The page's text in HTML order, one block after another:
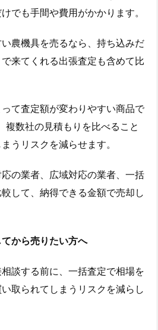
でも手間や費用がかかります。
農機具を売るなら、持ち込みだ
来てくれる出張査定も含めて比
て査定額が変わりやすい商品で
複数社の見積もりを比べること
うリスクを減らせます。
の業者、広域対応の業者、一括
して、納得できる金額で売却し
から売りたい方へ
談する前に、一括査定で相場を
取られてしまうリスクを減らし